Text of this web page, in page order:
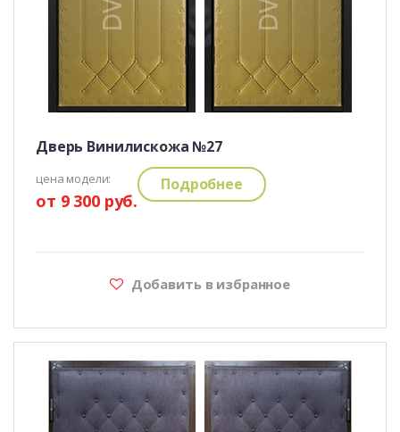
Дверь Винилискожа №27
цена модели:
от 9 300 руб.
Подробнее
Добавить в избранное